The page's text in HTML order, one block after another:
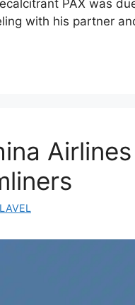
PAX was
with his partner